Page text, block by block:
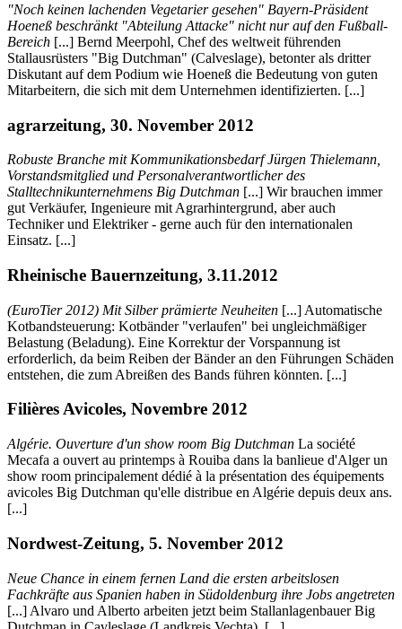
"Noch keinen lachenden Vegetarier gesehen" Bayern-Präsident
Hoeneß beschränkt "Abteilung Attacke" nicht nur auf den Fußball-
Bereich [...] Bernd Meerpohl, Chef des weltweit führenden
Stallausrüsters "Big Dutchman" (Calveslage), betonter als dritter
Diskutant auf dem Podium wie Hoeneß die Bedeutung von guten
Mitarbeitern, die sich mit dem Unternehmen identifizierten. [...]
agrarzeitung, 30. November 2012
Robuste Branche mit Kommunikationsbedarf Jürgen Thielemann,
Vorstandsmitglied und Personalverantwortlicher des
Stalltechnikunternehmens Big Dutchman [...] Wir brauchen immer
gut Verkäufer, Ingenieure mit Agrarhintergrund, aber auch
Techniker und Elektriker - gerne auch für den internationalen
Einsatz. [...]
Rheinische Bauernzeitung, 3.11.2012
(EuroTier 2012) Mit Silber prämierte Neuheiten [...] Automatische
Kotbandsteuerung: Kotbänder "verlaufen" bei ungleichmäßiger
Belastung (Beladung). Eine Korrektur der Vorspannung ist
erforderlich, da beim Reiben der Bänder an den Führungen Schäden
entstehen, die zum Abreißen des Bands führen könnten. [...]
Filières Avicoles, Novembre 2012
Algérie. Ouverture d'un show room Big Dutchman La société
Mecafa a ouvert au printemps à Rouiba dans la banlieue d'Alger un
show room principalement dédié à la présentation des équipements
avicoles Big Dutchman qu'elle distribue en Algérie depuis deux ans.
[...]
Nordwest-Zeitung, 5. November 2012
Neue Chance in einem fernen Land die ersten arbeitslosen
Fachkräfte aus Spanien haben in Südoldenburg ihre Jobs angetreten
[...] Alvaro und Alberto arbeiten jetzt beim Stallanlagenbauer Big